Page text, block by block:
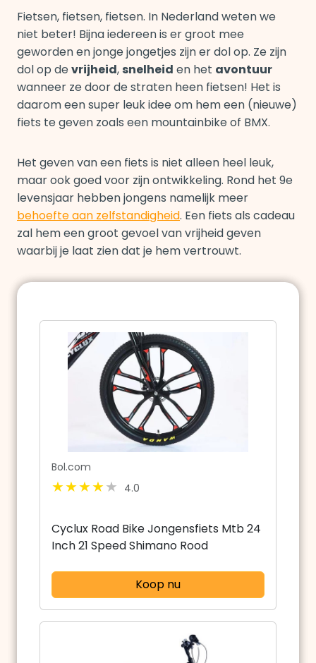
Fietsen, fietsen, fietsen. In Nederland weten we
niet beter! Bijna iedereen is er groot mee
geworden en jonge jongetjes zijn er dol op. Ze zijn
dol op devrijheid, snelheid en het avontuur
wanneer ze door de straten heen fietsen! Het is
daarom een super leuk idee om hem een (nieuwe)
fiets te geven zoals een mountainbike of BMX.
Het geven van een fiets is niet alleen heel leuk,
maar ook goed voor zijn ontwikkeling. Rond het 9e
levensjaar hebben jongens namelijk meer
behoefte aan zelfstandigheid. Een fiets als cadeau
zal hem een groot gevoel van vrijheid geven
waarbij je laat zien dat je hem vertrouwt.
Bol.com
4.0
Cyclux Road Bike Jongensfiets Mtb 24
Inch 21 Speed Shimano Rood
Koop nu